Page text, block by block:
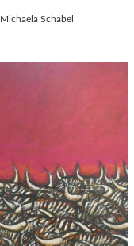
Michaela Schabel